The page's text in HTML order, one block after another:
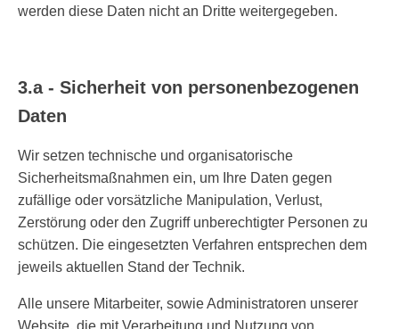
werden diese Daten nicht an Dritte weitergegeben.
3.a - Sicherheit von personenbezogenen
Daten
Wir setzen technische und organisatorische
Sicherheitsmaßnahmen ein, um Ihre Daten gegen
zufällige oder vorsätzliche Manipulation, Verlust,
Zerstörung oder den Zugriff unberechtigter Personen zu
schützen. Die eingesetzten Verfahren entsprechen dem
jeweils aktuellen Stand der Technik.
Alle unsere Mitarbeiter, sowie Administratoren unserer
Website, die mit Verarbeitung und Nutzung von